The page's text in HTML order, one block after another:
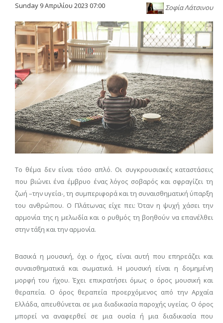
Σοφία Λάτσινου
Sunday 9 Απριλίου 2023 07:00
Το θέμα δεν είναι τόσο απλό. Οι συγκρουσιακές καταστάσεις
που βιώνει ένα έμβρυο ένας λόγος σοβαρός και σφραγίζει τη
ζωή –την υγεία-, τη συμπεριφορά και τη συναισθηματική ύπαρξη
του ανθρώπου. Ο Πλάτωνας είχε πει: Όταν η ψυχή χάσει την
αρμονία της η μελωδία και ο ρυθμός τη βοηθούν να επανέλθει
στην τάξη και την αρμονία.
Βασικά η μουσική, όχι ο ήχος, είναι αυτή που επηρεάζει και
συναισθηματικά και σωματικά. Η μουσική είναι η δομημένη
μορφή του ήχου. Έχει επικρατήσει όμως ο όρος μουσική και
θεραπεία. Ο όρος θεραπεία προερχόμενος από την Αρχαία
Ελλάδα, απευθύνεται σε μια διαδικασία παροχής υγείας. Ο όρος
μπορεί να αναφερθεί σε μια ουσία ή μια διαδικασία που